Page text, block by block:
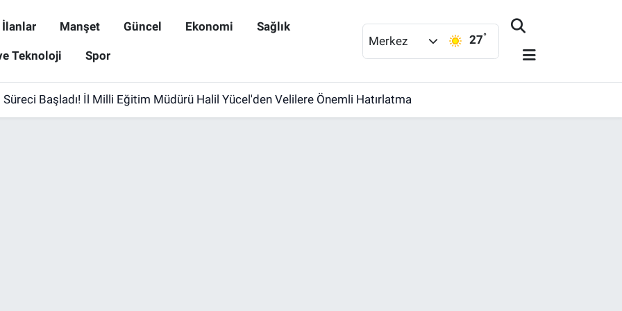
İlanlar Manşet Güncel Ekonomi Sağlık
Teknoloji Spor
Merkez 27°
Süreci Başladı! İl Milli Eğitim Müdürü Halil Yücel'den Velilere Önemli Hatırlatma